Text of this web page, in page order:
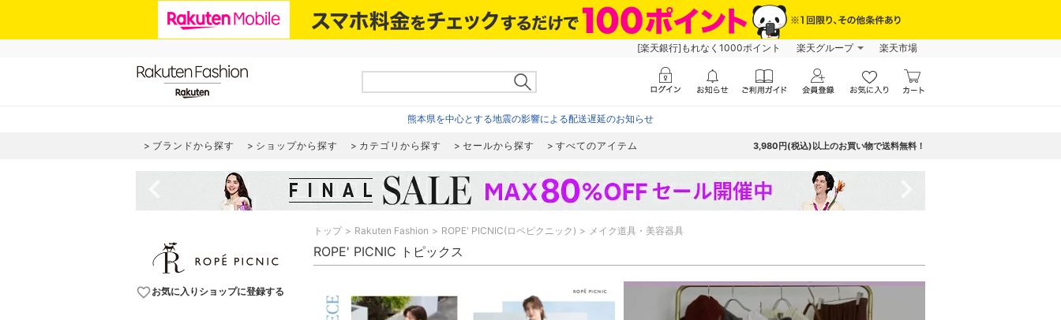
[楽天銀行]もれなく1000ポイント 楽天グループ 楽天市場
熊本県を中心とする地震の影響による配送遅延のお知らせ
ブランドから探す ショップから探す カテゴリから探す セールから探す すべてのアイテム 3,980円(税込)以上のお買い物で送料無料！
favorite_borderお気に入りショップに登録する
トップ Rakuten Fashion ROPE' PICNIC(ロペピクニック) メイク道具・美容器具
ROPE' PICNIC トピックス